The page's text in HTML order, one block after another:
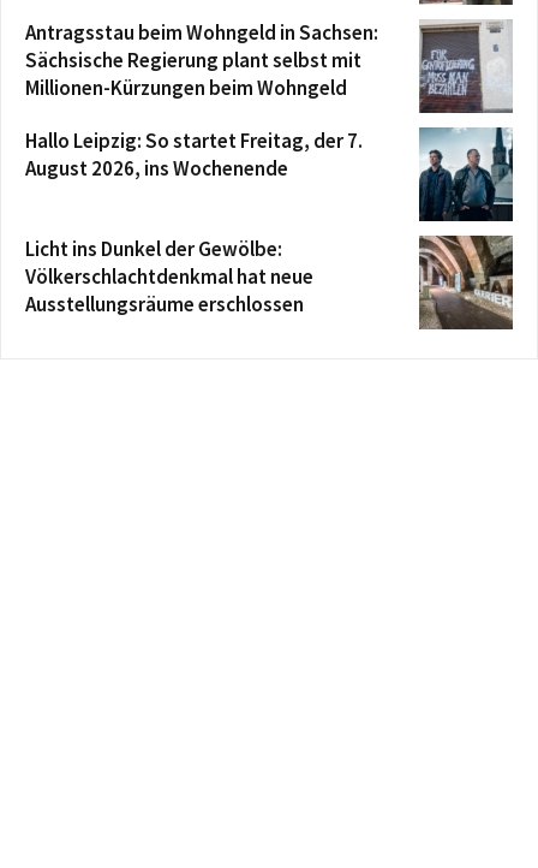
Antragsstau beim Wohngeld in Sachsen:
Sächsische Regierung plant selbst mit
Millionen-Kürzungen beim Wohngeld
Hallo Leipzig: So startet Freitag, der 7.
August 2026, ins Wochenende
Licht ins Dunkel der Gewölbe:
Völkerschlachtdenkmal hat neue
Ausstellungsräume erschlossen